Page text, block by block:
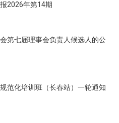
2026年第14期
第七届理事会负责人候选人的公
范化培训班（长春站）一轮通知